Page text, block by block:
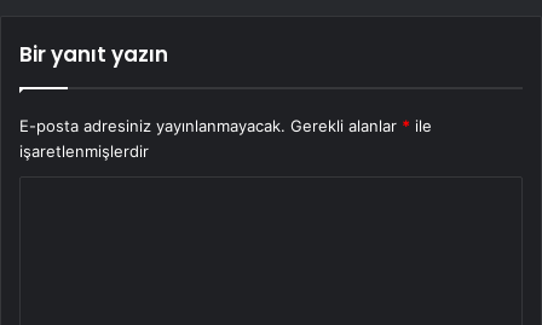
Bir yanıt yazın
E-posta adresiniz yayınlanmayacak. Gerekli alanlar * ile
işaretlenmişlerdir